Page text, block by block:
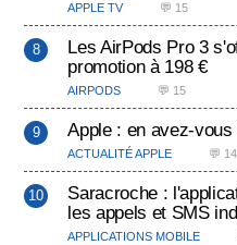
APPLE TV 💬 15
Les AirPods Pro 3
promotion à 198 €
AIRPODS 💬 15
Apple : en avez-
ACTUALITÉ APPLE 💬 14
Saracroche :
les appels et SMS
APPLICATIONS MOBILE